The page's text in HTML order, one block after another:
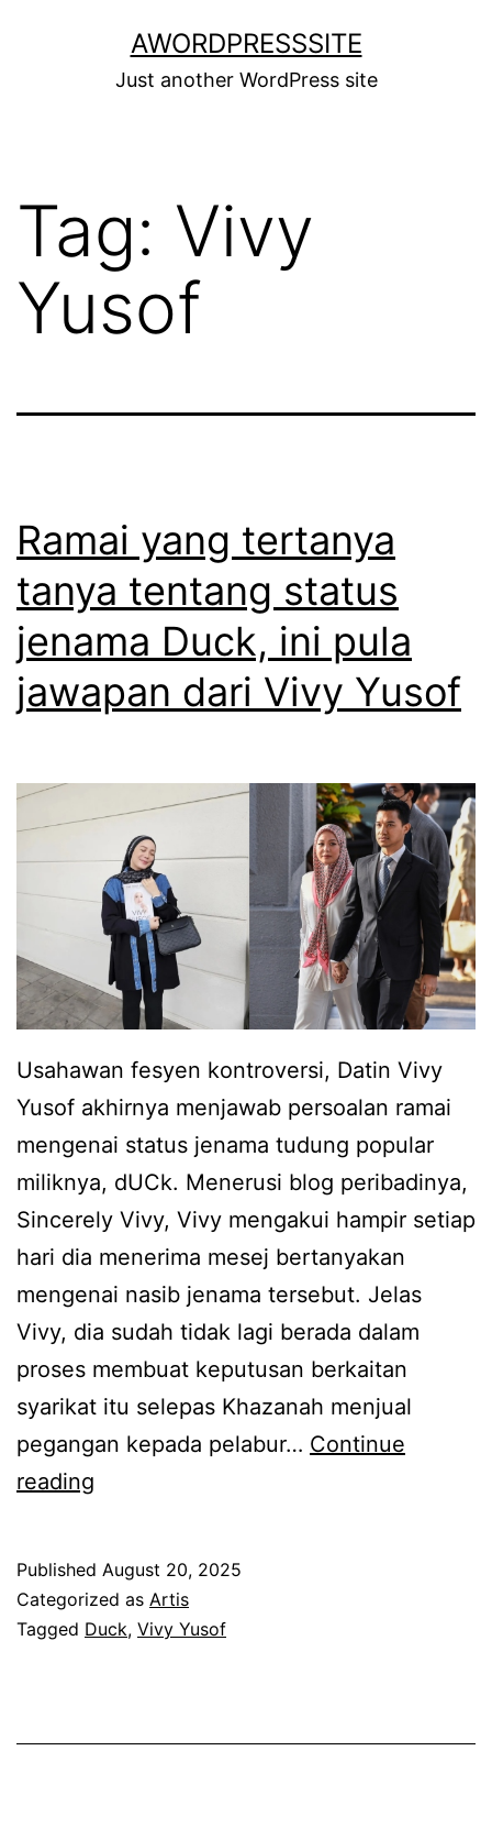
AWORDPRESSSITE
Just another WordPress site
Tag: Vivy
Yusof
Ramai yang tertanya
tanya tentang status
jenama Duck, ini pula
jawapan dari Vivy Yusof
Usahawan fesyen kontroversi, Datin Vivy
Yusof akhirnya menjawab persoalan ramai
mengenai status jenama tudung popular
miliknya, dUCk. Menerusi blog peribadinya,
Sincerely Vivy, Vivy mengakui hampir setiap
hari dia menerima mesej bertanyakan
mengenai nasib jenama tersebut. Jelas
Vivy, dia sudah tidak lagi berada dalam
proses membuat keputusan berkaitan
syarikat itu selepas Khazanah menjual
pegangan kepada pelabur… Continue
reading
a
i
n
Published August 20, 2025
Categorized as Artis
Tagged Duck, Vivy Yusof